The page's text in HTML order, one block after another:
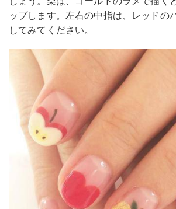
ップします。左右の中指は、レッドの
してみてください。